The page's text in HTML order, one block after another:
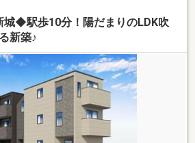
◆駅歩10分！陽だまりのLDK吹
新築♪